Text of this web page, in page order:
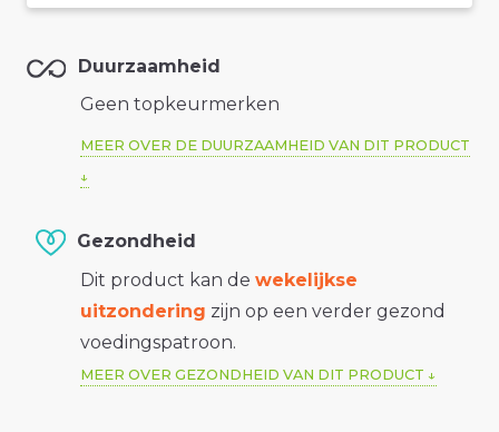
Duurzaamheid
Geen topkeurmerken
MEER OVER DE DUURZAAMHEID VAN DIT PRODUCT
Gezondheid
Dit product kan de wekelijkse
uitzondering zijn op een verder gezond
voedingspatroon.
MEER OVER GEZONDHEID VAN DIT PRODUCT